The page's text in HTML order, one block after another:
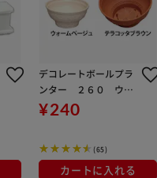
デコレートボールプラ
ンター ２６０ ウォ
ームベージュ
¥240
(65)
カートに入れる